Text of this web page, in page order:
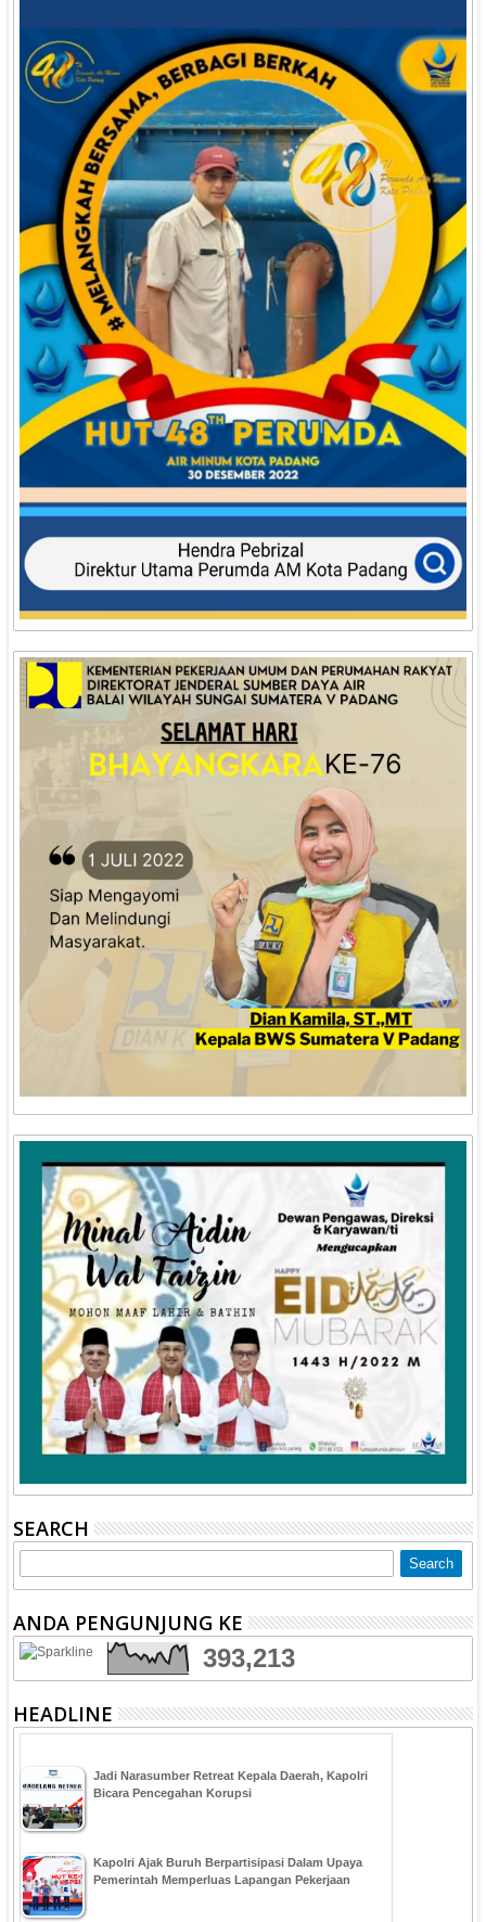
SEARCH
ANDA PENGUNJUNG KE
393,213
HEADLINE
Jadi Narasumber Retreat Kepala Daerah, Kapolri
Bicara Pencegahan Korupsi
Kapolri Ajak Buruh Berpartisipasi Dalam Upaya
Pemerintah Memperluas Lapangan Pekerjaan